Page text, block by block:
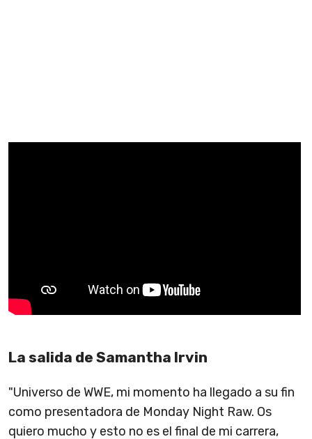
La salida de Samantha Irvin
"Universo de WWE, mi momento ha llegado a su fin
como presentadora de Monday Night Raw. Os
quiero mucho y esto no es el final de mi carrera,